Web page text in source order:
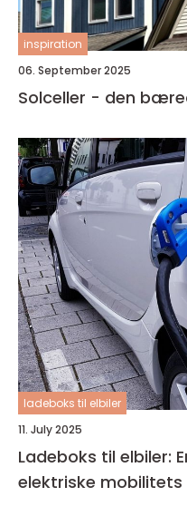
inspiration
06. September 2025
Solceller - den
ladeboks til elbiler
11. July 2025
Ladeboks til elbiler:
elektriske